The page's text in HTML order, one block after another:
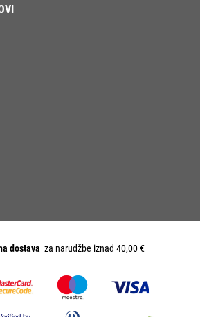
dostava za narudžbe iznad 40,00 €